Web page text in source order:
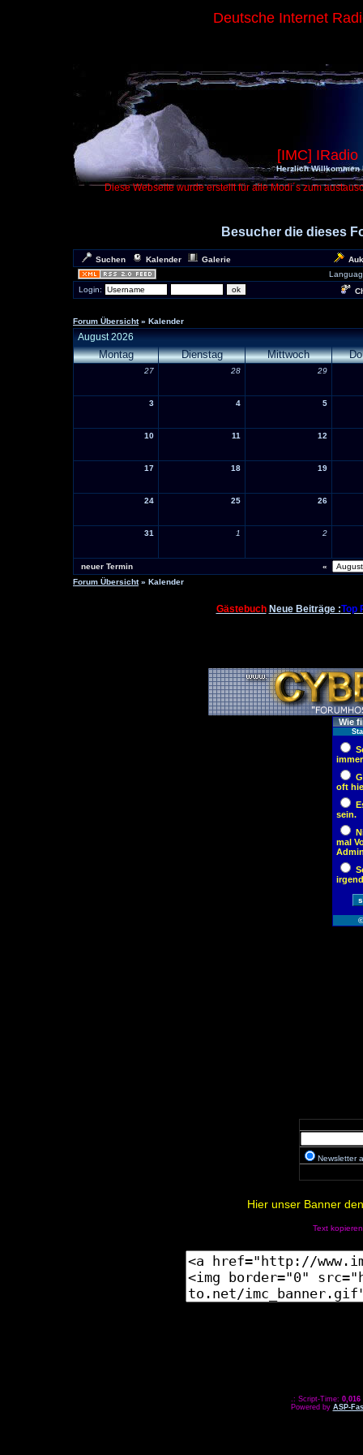
Deutsche Internet
[IMC]
Herzlich Willkommen
Diese Webseite wurde erstellt für alle Modi´s zum
Besucher die dieses
Suchen Kalender Galerie
Login:
Forum Übersicht» Kalender
August 2026
Montag Dienstag Mittwoch
27 28 29
3 4 5
10 11 12
17 18 19
24 25 26
31 1 2
neuer Termin
«
Forum Übersicht» Kalender
Gästebuch Neue Beiträge :Top
Newsletter
Hier unser Banner
Text
.: Script-Time: 0,016
Powered by ASP-